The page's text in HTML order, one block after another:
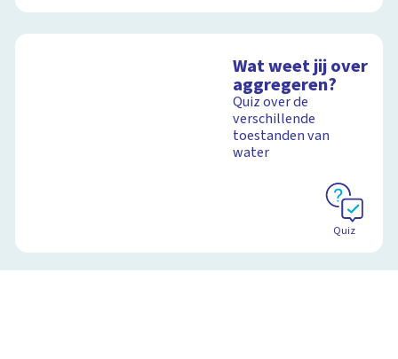
Wat weet jij over
aggregeren?
Quiz over de
verschillende
toestanden van
water
Quiz